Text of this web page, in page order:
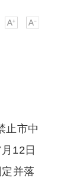
止市中
12日
并落